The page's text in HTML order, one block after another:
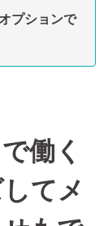
プションで
働く
てメ